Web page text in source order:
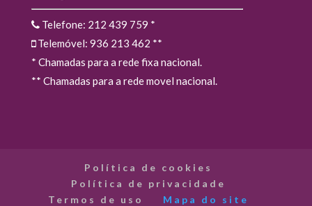
Telefone: 212 439 759 *
Telemóvel: 936 213 462 **
* Chamadas para a rede fixa nacional.
** Chamadas para a rede movel nacional.
Política de cookies
Política de privacidade
Termos de uso
Mapa do site